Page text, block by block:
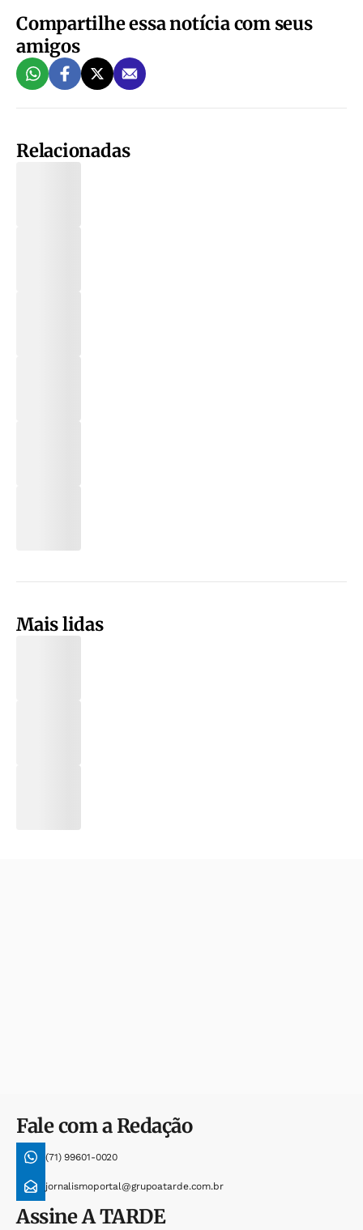
Compartilhe essa notícia com seus
amigos
Relacionadas
Mais lidas
Fale com a Redação
(71) 99601-0020
jornalismoportal@grupoatarde.com.br
AssineA TARDE